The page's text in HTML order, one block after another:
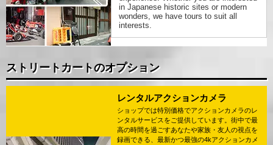
in Japanese historic sites or modern
wonders, we have tours to suit all
interests.
ストリートカートのオプション
レンタルアクションカメラ
ショップでは特別価格でアクションカメラのレ
ンタルサービスをご提供しています。街中で最
高の時間を過ごすあなたや家族・友人の視点を
録画できる、最新かつ最強の4kアクションカメ